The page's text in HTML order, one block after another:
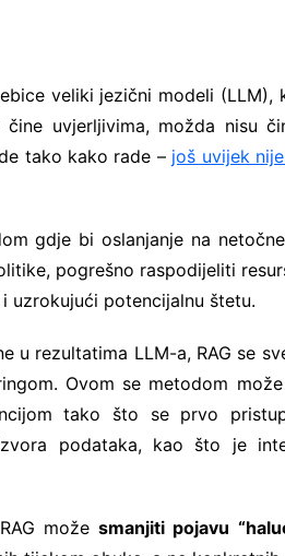
veliki jezični modeli
uvjerljivima, možda nisu
tako kako rade – još uvijek
gdje bi oslanjanje na
pogrešno raspodijeliti
uzrokujući potencijalnu štetu.
u rezultatima LLM-a, RAG se
Ovom se metodom
tako što se prvo
podataka, kao što je
možesmanjiti pojavu